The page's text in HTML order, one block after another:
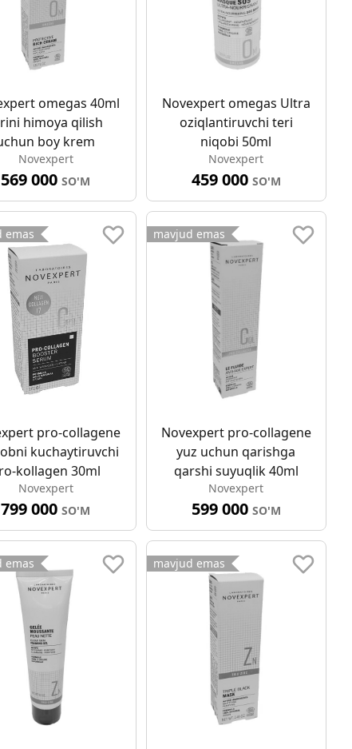
omegas 40ml
himoya qilish
boy krem
Novexpert
569 000SO'M
Novexpert omegas Ultra
oziqlantiruvchi teri
niqobi 50ml
Novexpert
459 000 SO'M
emas
pro-collagene
kuchaytiruvchi
kollagen 30ml
Novexpert
799 000SO'M
mavjud emas
Novexpert pro-collagene
yuz uchun qarishga
qarshi suyuqlik 40ml
Novexpert
599 000 SO'M
emas mavjud emas